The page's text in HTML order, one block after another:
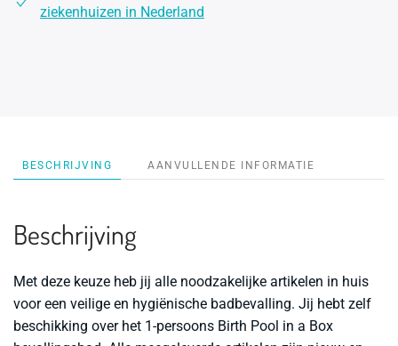
ziekenhuizen in Nederland
BESCHRIJVING AANVULLENDE INFORMATIE
Beschrijving
Met deze keuze heb jij alle noodzakelijke artikelen in huis
voor een veilige en hygiënische badbevalling. Jij hebt zelf
beschikking over het 1-persoons Birth Pool in a Box